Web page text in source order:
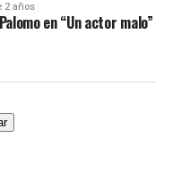
2 años
en “Un actor malo”